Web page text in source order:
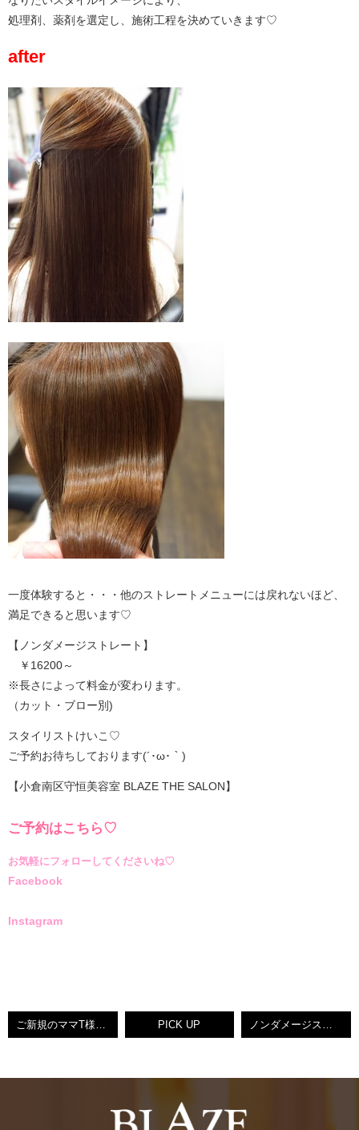
処理剤、薬剤を選定し、施術工程を決めていきます♡
after
一度体験すると・・・他のストレートメニューには戻れないほど、
満足できると思います♡
【ノンダメージストレート】
￥16200～
※長さによって料金が変わります。
（カット・ブロー別)
スタイリストけいこ♡
ご予約お待ちしております(´･ω･｀)
【小倉南区守恒美容室 BLAZE THE SALON】
ご予約はこちら♡
お気軽にフォローしてくださいね♡
Facebook
Instagram
ご新規のママT様★BLAZEりえ【北九州ノンダメージサロン®】 PICK UP ノンダメージストレートロング♥【キラ水】♥BLAZEけいこ♥【小倉南区守恒美容室】